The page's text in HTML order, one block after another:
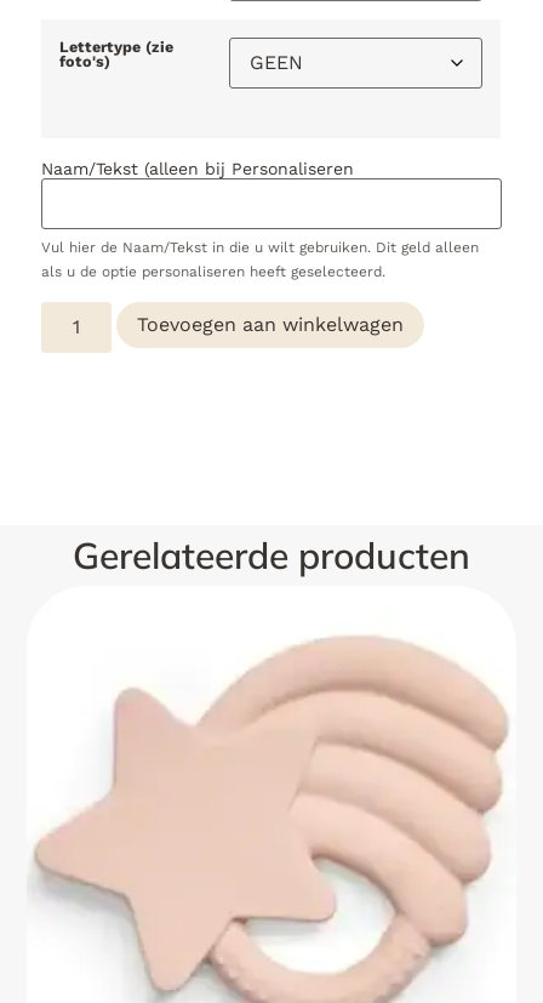
Lettertype (zie
foto's)
Naam/Tekst (alleen bij Personaliseren
Vul hier de Naam/Tekst in die u wilt gebruiken. Dit geld alleen
als u de optie personaliseren heeft geselecteerd.
Toevoegen aan winkelwagen
Gerelateerde producten